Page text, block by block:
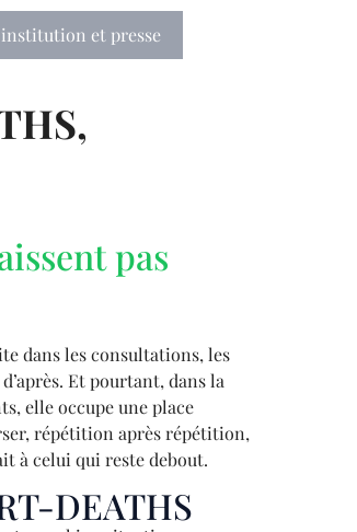
institution et presse
pas
dans les consultations, les
Et pourtant, dans la
elle occupe une place
répétition après répétition,
à celui qui reste debout.
DEATHS